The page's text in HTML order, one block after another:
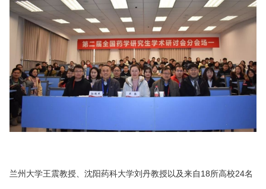
兰州大学王震教授、沈阳药科大学刘丹教授以及来自18所高校24名